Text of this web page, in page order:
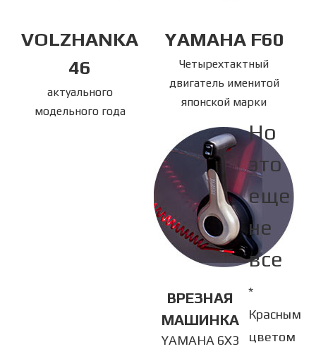
VOLZHANKA
46
актуального
модельного года
YAMAHA F60
Четырехтактный
двигатель именитой
японской марки
ВРЕЗНАЯ
МАШИНКА
YAMAHA 6X3
Но
это
еще
не
все
*
Красным
цветом